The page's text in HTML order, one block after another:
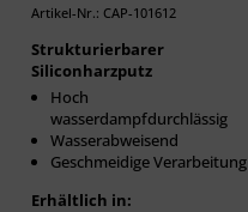
Artikel-Nr.: CAP-101612
Strukturierbarer
Siliconharzputz
Hoch
wasserdampfdurchlässig
Wasserabweisend
Geschmeidige Verarbeitung
Erhältlich in: